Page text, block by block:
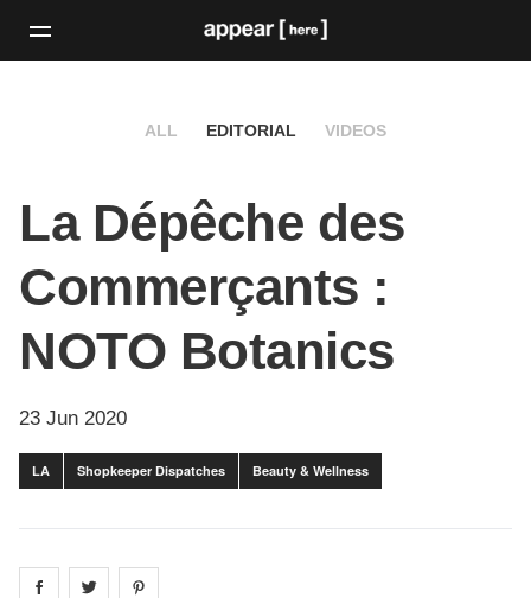
ALL EDITORIAL VIDEOS
La Dépêche des
Commerçants :
NOTO Botanics
23 Jun 2020
LA Shopkeeper Dispatches Beauty & Wellness
Share on facebook
Share on